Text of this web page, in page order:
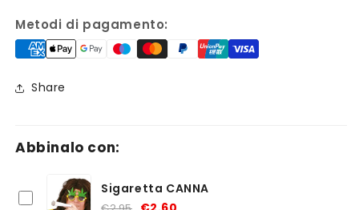
Metodi di pagamento:
Share
Abbinalo con:
Sigaretta CANNA